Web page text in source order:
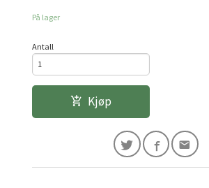
På lager
Antall
Kjøp